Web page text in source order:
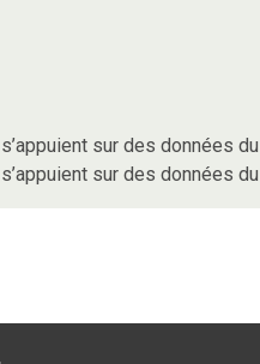
sur des données du
sur des données du